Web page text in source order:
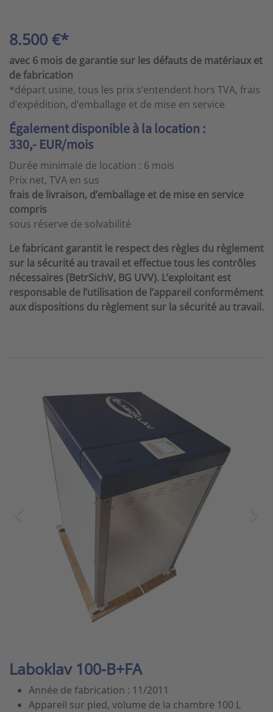
8.500 €*
avec 6 mois de garantie sur les défauts de matériaux et
de fabrication
*départ usine, tous les prix s’entendent hors TVA, frais
d’expédition, d’emballage et de mise en service
Également disponible à la location :
330,- EUR/mois
Durée minimale de location : 6 mois
Prix net, TVA en sus
frais de livraison, d’emballage et de mise en service
compris
sous réserve de solvabilité
Le fabricant garantit le respect des règles du règlement
sur la sécurité au travail et effectue tous les contrôles
nécessaires (BetrSichV, BG UVV). L’exploitant est
responsable de l’utilisation de l’appareil conformément
aux dispositions du règlement sur la sécurité au travail.
Laboklav 100-B+FA
Année de fabrication : 11/2011
Appareil sur pied, volume de la chambre 100 L